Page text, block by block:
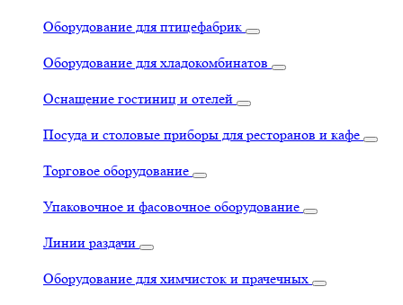
Оборудование для птицефабрик
Оборудование для хладокомбинатов
Оснащение гостиниц и отелей
Посуда и столовые приборы для ресторанов и кафе
Торговое оборудование
Упаковочное и фасовочное оборудование
Линии раздачи
Оборудование для химчисток и прачечных